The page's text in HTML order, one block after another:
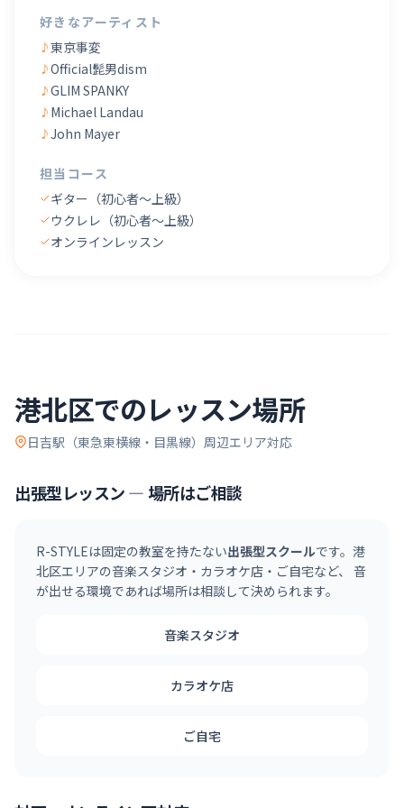
好きなアーティスト
♪東京事変
♪Official髭男dism
♪GLIM SPANKY
♪ Michael Landau
♪John Mayer
担当コース
ギター（初心者〜上級）
ウクレレ（初心者〜上級）
オンラインレッスン
港北区でのレッスン場所
日吉駅（東急東横線・目黒線） 周辺エリア対応
出張型レッスン — 場所はご相談
R-STYLEは固定の教室を持たない出張型スクールです。 港
北区エリアの音楽スタジオ・カラオケ店・ご自宅など、 音
が出せる環境であれば場所は相談して決められます。
音楽スタジオ
カラオケ店
ご自宅